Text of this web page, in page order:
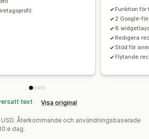
Funktion
2 Google-
8
Redigera
Stöd för
Flytande
text Visa original
Återkommande och användningsbaserade
dag.